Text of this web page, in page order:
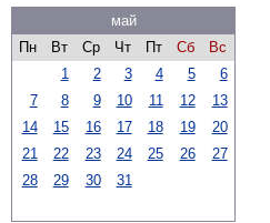
май
Пн
Вт Ср Чт Пт Сб
Вс
1
2 3 4 5
6
7
8 9 10 11 12
13
14
15 16 17 18 19
20
21
22 23 24 25 26
27
28
29 30 31